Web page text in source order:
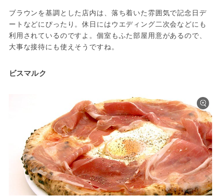
ブラウンを基調とした店内は、落ち着いた雰囲気で記念日デ
ートなどにぴったり。休日にはウエディング二次会などにも
利用されているのですよ。個室もふた部屋用意があるので、
大事な接待にも使えそうですね。
ビスマルク